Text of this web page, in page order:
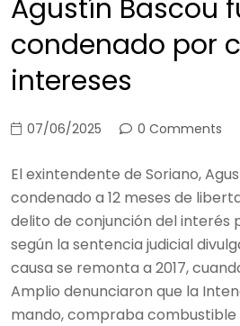
Agustín Bascou
condenado por
intereses
07/06/2025 0 Comments
El exintendente de Soriano,
condenado a 12 meses de
delito de conjunción del interés
según la sentencia judicial
causa se remonta a 2017,
Amplio denunciaron que la
mando, compraba combustible